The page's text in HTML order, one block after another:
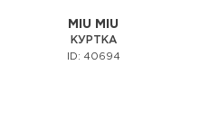
MIU MIU
КУРТКА
ID: 40694